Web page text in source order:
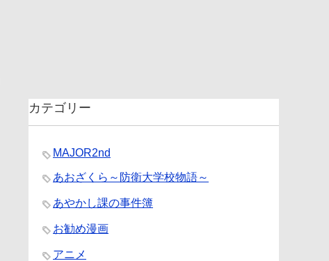
カテゴリー
MAJOR2nd
あおざくら～防衛大学校物語～
あやかし課の事件簿
お勧め漫画
アニメ